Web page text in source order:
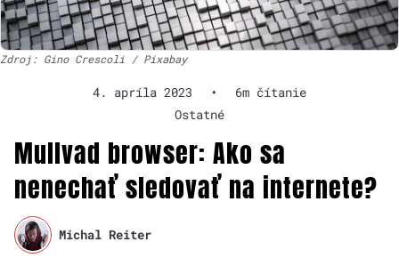
Zdroj: Gino Crescoli / Pixabay
4. apríla 2023 •
6m čítanie
Ostatné
Mullvad browser: Ako sa
nenechať sledovať na internete?
Michal Reiter